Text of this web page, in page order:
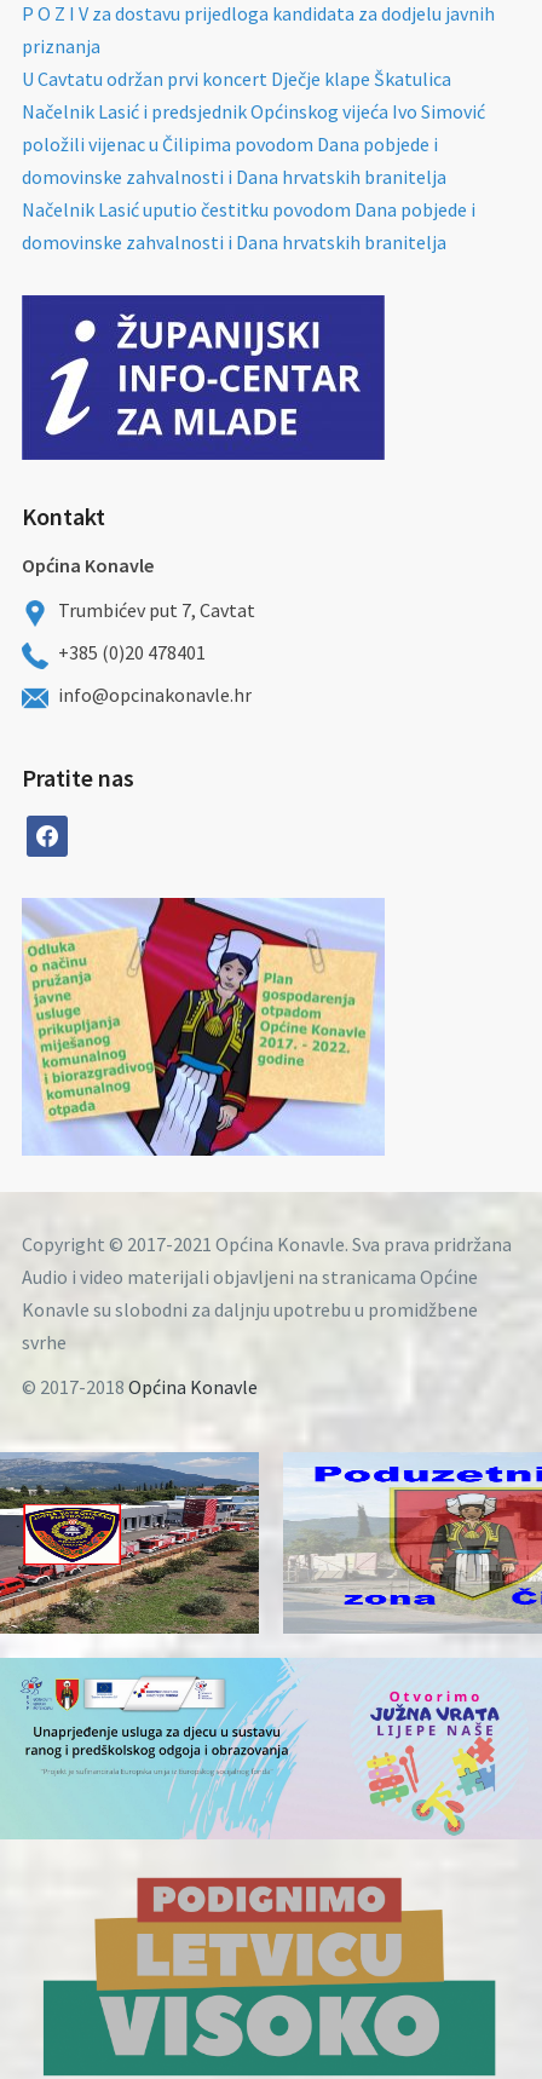
P O Z I V za dostavu prijedloga kandidata za dodjelu javnih
priznanja
U Cavtatu održan prvi koncert Dječje klape Škatulica
Načelnik Lasić i predsjednik Općinskog vijeća Ivo Simović
položili vijenac u Čilipima povodom Dana pobjede i
domovinske zahvalnosti i Dana hrvatskih branitelja
Načelnik Lasić uputio čestitku povodom Dana pobjede i
domovinske zahvalnosti i Dana hrvatskih branitelja
Kontakt
Općina Konavle
Trumbićev put 7, Cavtat
+385 (0)20 478401
info@opcinakonavle.hr
Pratite nas
facebook
Copyright © 2017-2021 Općina Konavle. Sva prava pridržana
Audio i video materijali objavljeni na stranicama Općine
Konavle su slobodni za daljnju upotrebu u promidžbene
svrhe
© 2017-2018 Općina Konavle